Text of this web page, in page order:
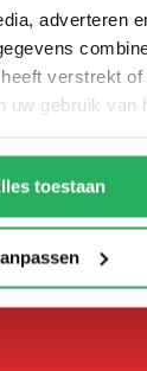
adverteren
verstrekt
uw gebruik van
toestaan
nodig?
met ons
tijdens